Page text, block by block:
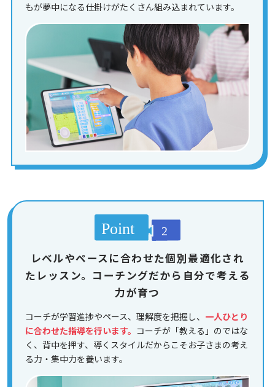
もが夢中になる仕掛けがたくさん組み込まれています。
レベルやペースに合わせた個別最適化され
たレッスン。コーチングだから自分で考える
力が育つ
コーチが学習進捗やペース、理解度を把握し、 一人ひとり
に合わせた指導を行います。 コーチが「教える」のではな
く、背中を押す、導くスタイルだからこそお子さまの考え
る力・集中力を養います。